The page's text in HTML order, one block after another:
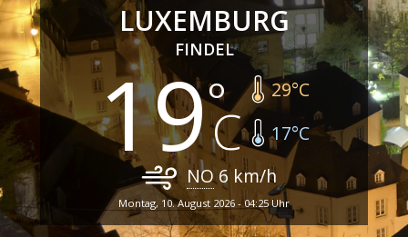
LUXEMBURG
FINDEL
19 29°C
17°C
NO6 km/h
Montag, 10. August 2026 - 04:25 Uhr